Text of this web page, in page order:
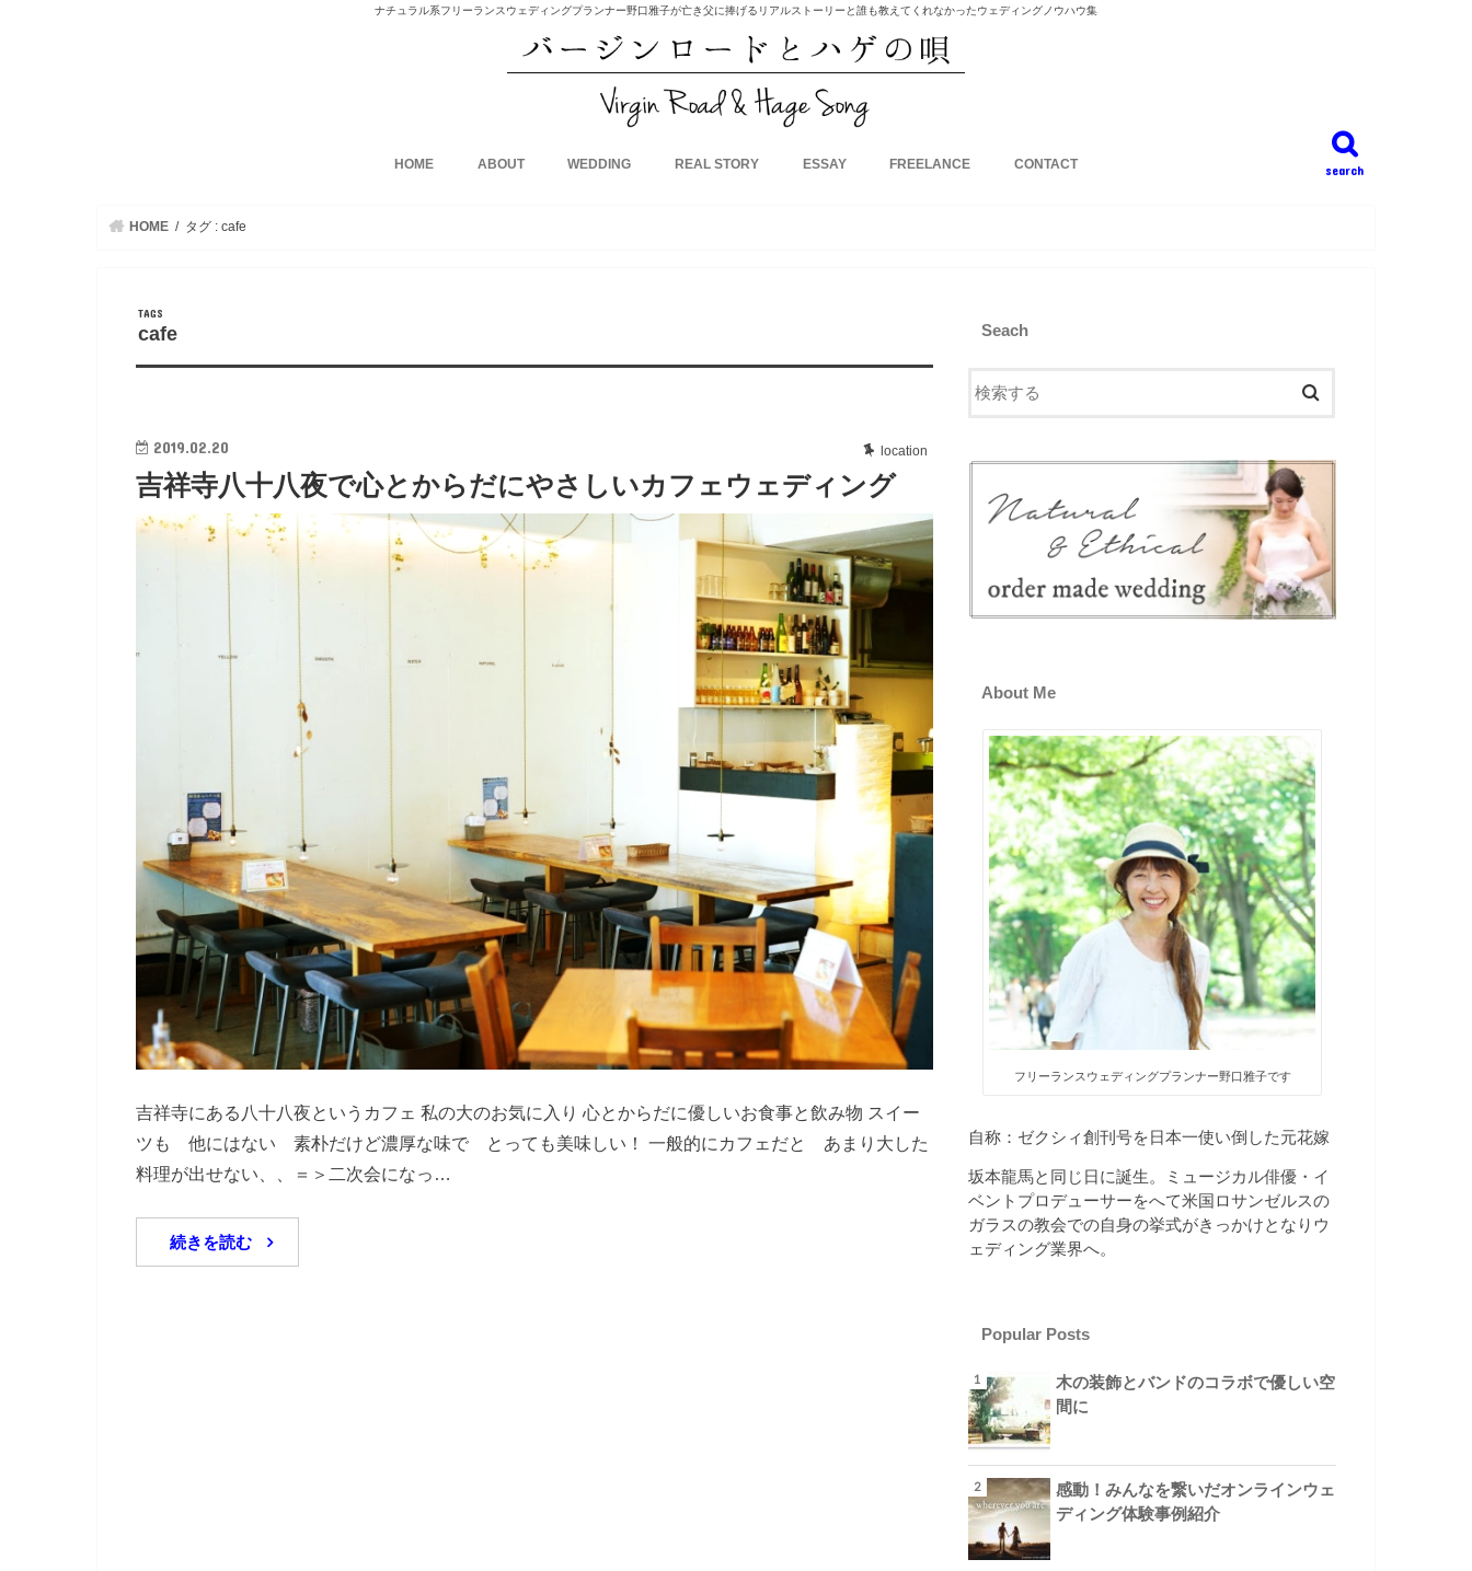
ナチュラル系フリーランスウェディングプランナー野口雅子が亡き父に捧げるリアルストーリーと誰も教えてくれなかったウェディングノウハウ集
search
HOME ABOUT WEDDING REAL STORY ESSAY FREELANCE CONTACT
HOME タグ : cafe
cafe
2019.02.20 location
吉祥寺八十八夜で心とからだにやさしいカフェウェディング
吉祥寺にある八十八夜というカフェ 私の大のお気に入り 心とからだに優しいお食事と飲み物 スイー
ツも 他にはない 素朴だけど濃厚な味で とっても美味しい！ 一般的にカフェだと あまり大した
料理が出せない、、＝＞二次会になっ…
続きを読む
Seach
About Me
フリーランスウェディングプランナー野口雅子です
自称：ゼクシィ創刊号を日本一使い倒した元花嫁
坂本龍馬と同じ日に誕生。ミュージカル俳優・イ
ベントプロデューサーをへて米国ロサンゼルスの
ガラスの教会での自身の挙式がきっかけとなりウ
ェディング業界へ。
Popular Posts
木の装飾とバンドのコラボで優しい空
間に
感動！みんなを繋いだオンラインウェ
ディング体験事例紹介